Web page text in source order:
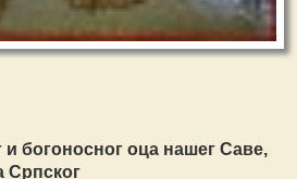
богоносног оца нашег Саве,
Српског